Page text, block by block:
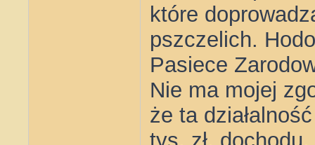
które
pszczelich.
Pasiece
Nie ma mojej
że ta